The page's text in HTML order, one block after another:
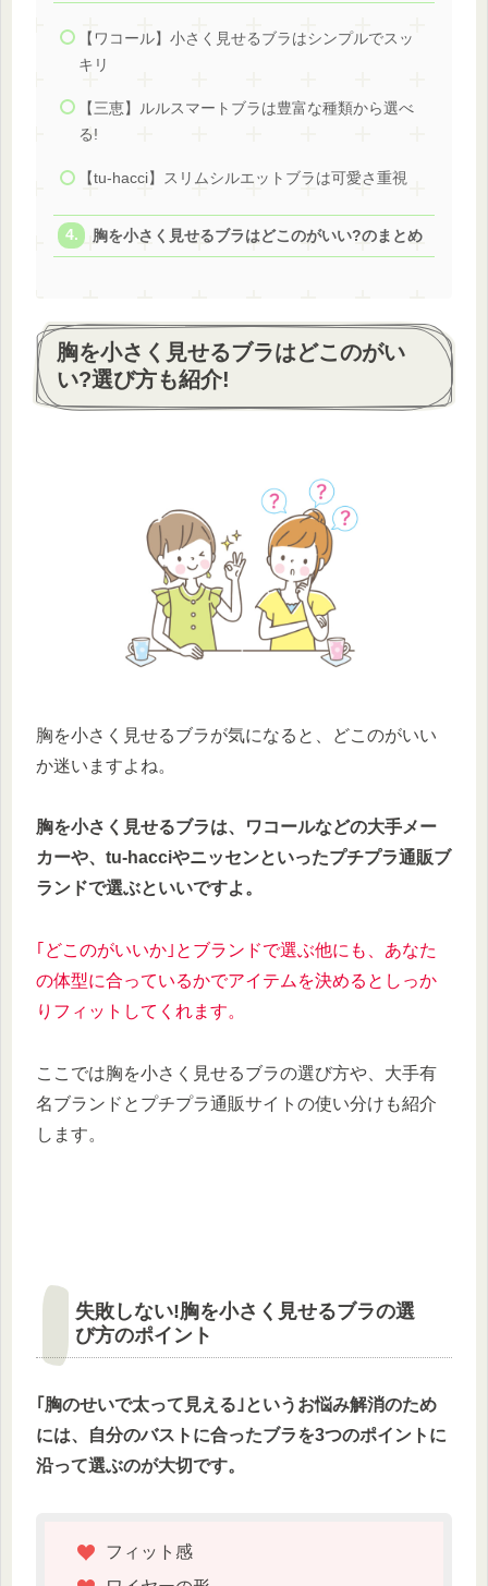
【ワコール】小さく見せるブラはシンプルでスッ
キリ
【三恵】ルルスマートブラは豊富な種類から選べ
る!
【tu-hacci】スリムシルエットブラは可愛さ重視
胸を小さく見せるブラはどこのがいい?のまとめ
胸を小さく見せるブラはどこのがい
い?選び方も紹介!
胸を小さく見せるブラが気になると、どこのがいい
か迷いますよね。
胸を小さく見せるブラは、ワコールなどの大手メー
カーや、tu-hacciやニッセンといったプチプラ通販ブ
ランドで選ぶといいですよ。
｢どこのがいいか｣とブランドで選ぶ他にも、あなた
の体型に合っているかでアイテムを決めるとしっか
りフィットしてくれます。
ここでは胸を小さく見せるブラの選び方や、大手有
名ブランドとプチプラ通販サイトの使い分けも紹介
します。
失敗しない!胸を小さく見せるブラの選
び方のポイント
｢胸のせいで太って見える｣というお悩み解消のため
には、自分のバストに合ったブラを3つのポイントに
沿って選ぶのが大切です。
フィット感